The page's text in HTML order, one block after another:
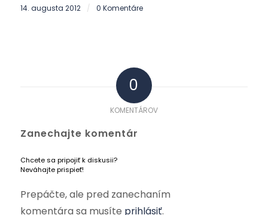
14. augusta 2012 / 0 Komentáre
0
KOMENTÁROV
Zanechajte komentár
Chcete sa pripojiť k diskusii?
Neváhajte prispieť!
Prepáčte, ale pred zanechaním
komentára sa musíte prihlásiť.